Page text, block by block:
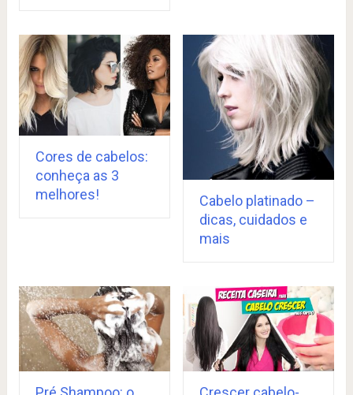
Cores de cabelos:
conheça as 3
melhores!
Cabelo platinado –
dicas, cuidados e
mais